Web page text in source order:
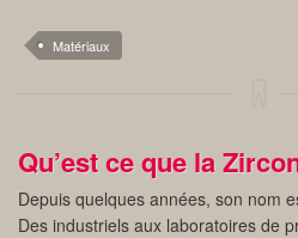
Matériaux
Qu’est ce que la
Depuis quelques années, son nom
Des industriels aux laboratoires de